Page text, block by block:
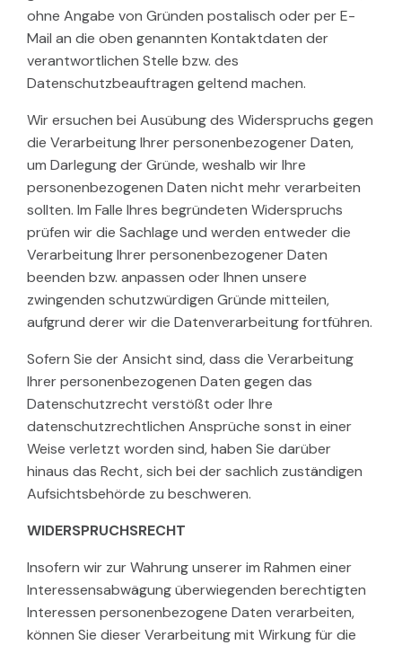
ohne Angabe von Gründen postalisch oder per E-
Mail an die oben genannten Kontaktdaten der
verantwortlichen Stelle bzw. des
Datenschutzbeauftragen geltend machen.
Wir ersuchen bei Ausübung des Widerspruchs gegen
die Verarbeitung Ihrer personenbezogener Daten,
um Darlegung der Gründe, weshalb wir Ihre
personenbezogenen Daten nicht mehr verarbeiten
sollten. Im Falle Ihres begründeten Widerspruchs
prüfen wir die Sachlage und werden entweder die
Verarbeitung Ihrer personenbezogener Daten
beenden bzw. anpassen oder Ihnen unsere
zwingenden schutzwürdigen Gründe mitteilen,
aufgrund derer wir die Datenverarbeitung fortführen.
Sofern Sie der Ansicht sind, dass die Verarbeitung
Ihrer personenbezogenen Daten gegen das
Datenschutzrecht verstößt oder Ihre
datenschutzrechtlichen Ansprüche sonst in einer
Weise verletzt worden sind, haben Sie darüber
hinaus das Recht, sich bei der sachlich zuständigen
Aufsichtsbehörde zu beschweren.
WIDERSPRUCHSRECHT
Insofern wir zur Wahrung unserer im Rahmen einer
Interessensabwägung überwiegenden berechtigten
Interessen personenbezogene Daten verarbeiten,
können Sie dieser Verarbeitung mit Wirkung für die